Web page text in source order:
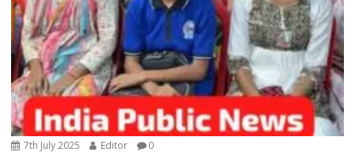
7th July 2025 Editor 0